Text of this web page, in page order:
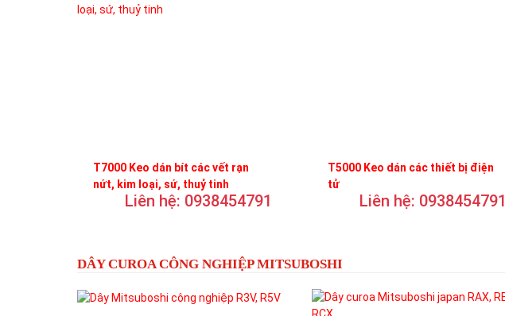
T7000 Keo dán bít các vết rạn
nứt, kim loại, sứ, thuỷ tinh
Liên hệ: 0938454791
T5000 Keo dán các thiết bị điện
tử
Liên hệ: 0938454791
DÂY CUROA CÔNG NGHIỆP MITSUBOSHI